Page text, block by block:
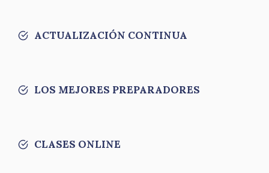
ACTUALIZACIÓN CONTINUA
LOS MEJORES PREPARADORES
CLASES ONLINE